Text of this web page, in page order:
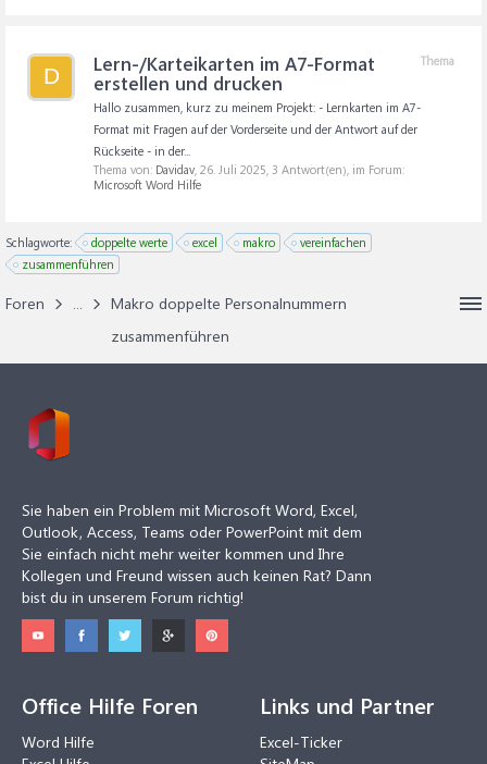
D
Thema
Lern-/Karteikarten im A7-Format
erstellen und drucken
Hallo zusammen, kurz zu meinem Projekt: - Lernkarten im A7-
Format mit Fragen auf der Vorderseite und der Antwort auf der
Rückseite - in der...
Thema von: Davidav, 26. Juli 2025, 3 Antwort(en), im Forum:
Microsoft Word Hilfe
Schlagworte: doppelte werte excel makro
vereinfachen
zusammenführen
Foren ...
Makro doppelte Personalnummern
zusammenführen
Sie haben ein Problem mit Microsoft Word, Excel,
Outlook, Access, Teams oder PowerPoint mit dem
Sie einfach nicht mehr weiter kommen und Ihre
Kollegen und Freund wissen auch keinen Rat? Dann
bist du in unserem Forum richtig!
Office Hilfe Foren
Word Hilfe
Links und Partner
Excel-Ticker